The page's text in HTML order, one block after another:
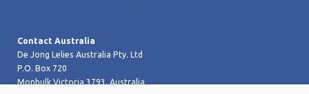
Contact Australia
De Jong Lelies Australia Pty. Ltd
P.O. Box 720
Monbulk Victoria 3793, Australia